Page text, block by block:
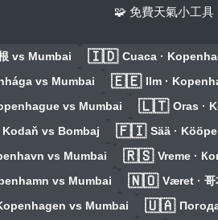
🧩 免費天氣小工具
vs Mumbai 🇮🇩 Cuaca ·
vs Mumbai 🇪🇪 Ilm ·
vs Mumbai 🇱🇹 Oras ·
Kodaň vs Bombaj 🇫🇮 Sää ·
vs Mumbai 🇷🇸 Vreme ·
vs Mumbai 🇳🇴 Været · 哥
vs Mumbai 🇺🇦